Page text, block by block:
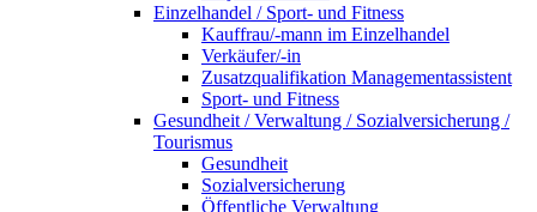
Einzelhandel / Sport- und Fitness
Kauffrau/-mann im Einzelhandel
Verkäufer/-in
Zusatzqualifikation Managementassistent
Sport- und Fitness
Gesundheit / Verwaltung / Sozialversicherung /
Tourismus
Gesundheit
Sozialversicherung
Öffentliche Verwaltung